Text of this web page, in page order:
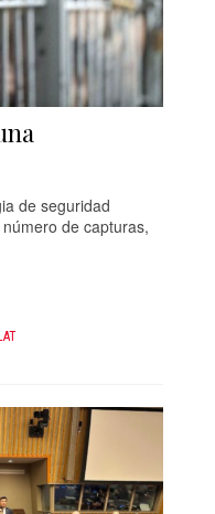
de seguridad
de capturas,